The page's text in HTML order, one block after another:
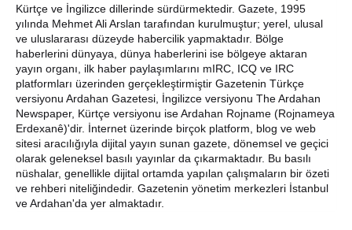
Yazıları
Araştırmacı Yazar, Bora İzkübarlas İnsana dair Yazısı
Bisikletçiler Gitti, Kayakçılar Geldi: Ardahan’da Spor
Rüzgârı Esiyor
Ardahan Emniyet Müdürlüğü’nden Yeni Harf Grubu
Plaka Duyurusu
Ardahan Belediye Başkanı Faruk Demir ve Meclis
Üyeleri CHP’den İstifa Etti
Kürtçe ve İngilizce dillerinde sürdürmektedir. Gazete, 1995
yılında Mehmet Ali Arslan tarafından kurulmuştur; yerel, ulusal
ve uluslararası düzeyde habercilik yapmaktadır. Bölge
haberlerini dünyaya, dünya haberlerini ise bölgeye aktaran
yayın organı, ilk haber paylaşımlarını mIRC, ICQ ve IRC
platformları üzerinden gerçekleştirmiştir Gazetenin Türkçe
versiyonu Ardahan Gazetesi, İngilizce versiyonu The Ardahan
Newspaper, Kürtçe versiyonu ise Ardahan Rojname (Rojnameya
Erdexanê)'dir. İnternet üzerinde birçok platform, blog ve web
sitesi aracılığıyla dijital yayın sunan gazete, dönemsel ve geçici
olarak geleneksel basılı yayınlar da çıkarmaktadır. Bu basılı
nüshalar, genellikle dijital ortamda yapılan çalışmaların bir özeti
ve rehberi niteliğindedir. Gazetenin yönetim merkezleri İstanbul
ve Ardahan'da yer almaktadır.